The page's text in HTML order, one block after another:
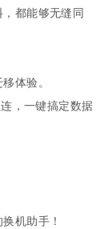
都能够无缝同
体验。
，一键搞定数据
机助手！